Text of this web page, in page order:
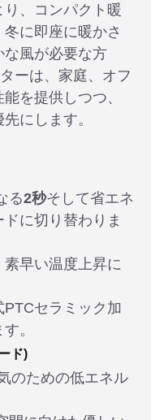
、コンパクト暖
に即座に暖かさ
な風が必要な方
ーは、家庭、オフ
を提供しつつ、
にします。
る2秒そして省エネ
に切り替わりま
早い温度上昇に
PTCセラミック加
。
ド)
のための低エネル